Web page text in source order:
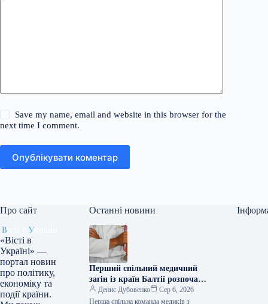
Save my name, email and website in this browser for the
next time I comment.
Опублікувати коментар
Про сайт
«Вісті в
Україні» —
портал новин
про політику,
економіку та
події країни.
Останні новини
Перший спільний медичний
загін із країн Балтії розпочав
стажування в Україні
Денис Дубовенко
Сер 6, 2026
Перша спільна команда медиків з